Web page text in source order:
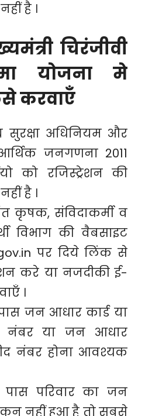
है ।
चिरंजीवी
योजनामे
करवाएँ
सुरक्षा अधिनियम और
जनगणना 2011
को रजिस्ट्रेशन की
है ।
कृषक, संविदाकर्मी व
विभाग की वैबसाइट
पर दिये लिंक से
करे या नजदीकी ई-
।
जन आधार कार्ड या
नंबर या जन आधार
नंबर होना आवश्यक
परिवार का जन
नहीं हुआ है तो सबसे